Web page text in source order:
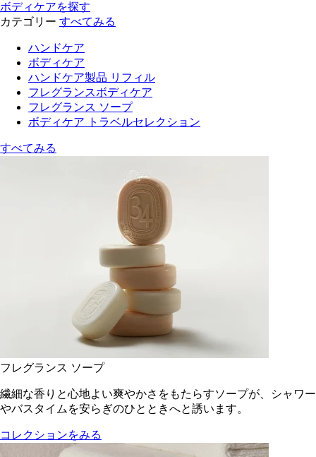
ボディケアを探す
カテゴリー すべてみる
ハンドケア
ボディケア
ハンドケア製品 リフィル
フレグランスボディケア
フレグランス ソープ
ボディケア トラベルセレクション
すべてみる
フレグランス ソープ
繊細な香りと心地よい爽やかさをもたらすソープが、シャワー
やバスタイムを安らぎのひとときへと誘います。
コレクションをみる